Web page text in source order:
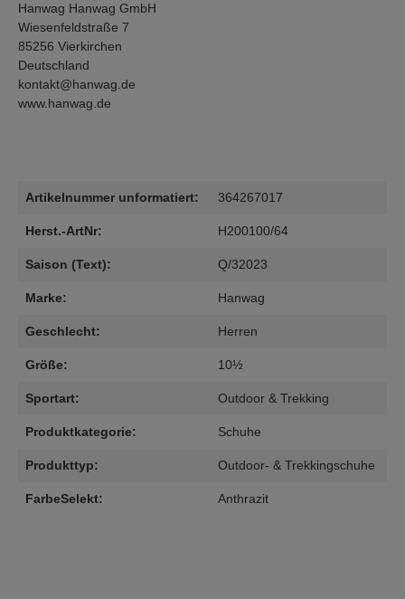
Hanwag Hanwag GmbH
Wiesenfeldstraße 7
85256 Vierkirchen
Deutschland
kontakt@hanwag.de
www.hanwag.de
Artikelnummer unformatiert: 364267017
Herst.-ArtNr: H200100/64
Saison (Text): Q/32023
Marke: Hanwag
Geschlecht: Herren
Größe: 10½
Sportart: Outdoor & Trekking
Produktkategorie: Schuhe
Produkttyp: Outdoor- & Trekkingschuhe
FarbeSelekt: Anthrazit